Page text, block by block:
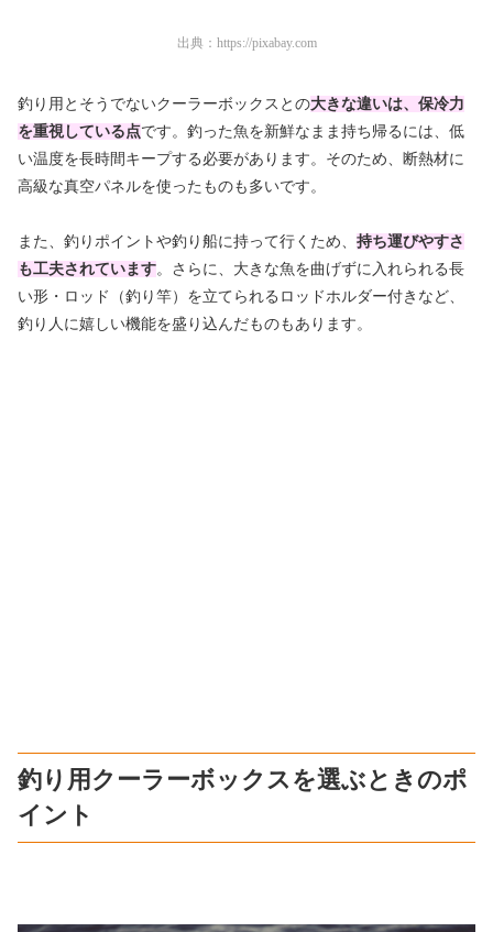
出典： https://pixabay.com
釣り用とそうでないクーラーボックスとの大きな違いは、保冷力
を重視している点です。釣った魚を新鮮なまま持ち帰るには、低
い温度を長時間キープする必要があります。そのため、断熱材に
高級な真空パネルを使ったものも多いです。
また、釣りポイントや釣り船に持って行くため、 持ち運びやすさ
も工夫されています。さらに、大きな魚を曲げずに入れられる長
い形・ロッド（釣り竿）を立てられるロッドホルダー付きなど、
釣り人に嬉しい機能を盛り込んだものもあります。
釣り用クーラーボックスを選ぶときのポ
イント